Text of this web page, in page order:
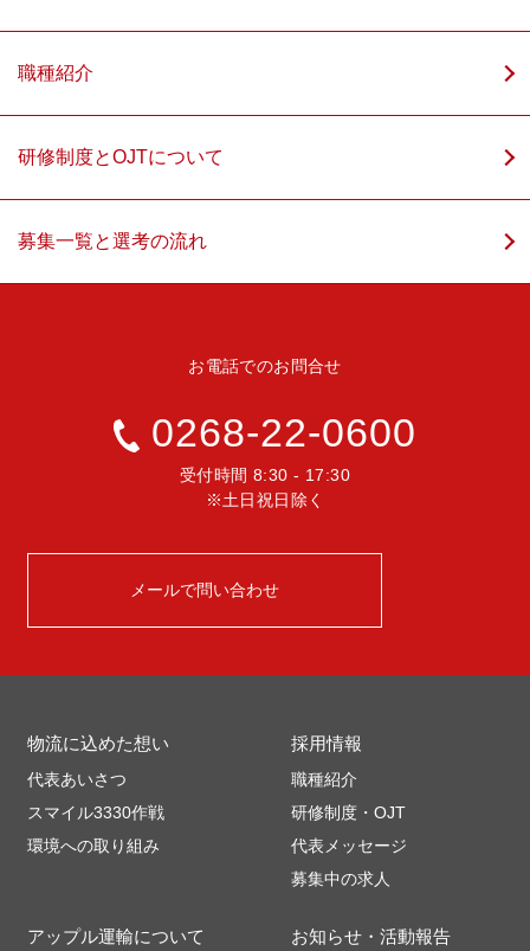
職種紹介
研修制度とOJTについて
募集一覧と選考の流れ
お電話でのお問合せ
0268-22-0600
受付時間 8:30 - 17:30
※土日祝日除く
メールで問い合わせ
物流に込めた想い
代表あいさつ
スマイル3330作戦
環境への取り組み
アップル運輸について お知らせ・活動報告
採用情報
職種紹介
研修制度・OJT
代表メッセージ
募集中の求人